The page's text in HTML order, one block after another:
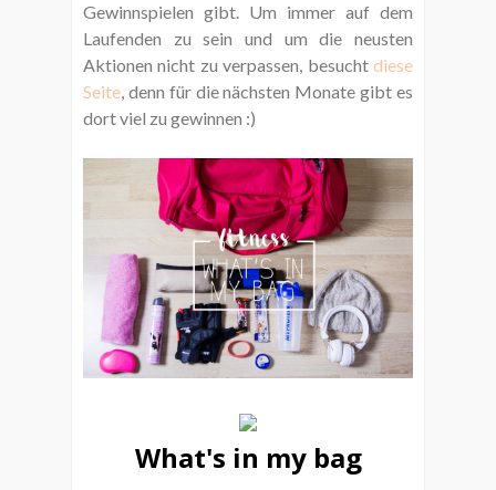
Gewinnspielen gibt. Um immer auf dem
Laufenden zu sein und um die neusten
Aktionen nicht zu verpassen, besucht diese
Seite, denn für die nächsten Monate gibt es
dort viel zu gewinnen :)
What's in my bag